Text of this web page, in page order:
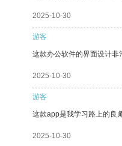
2025-10-30
游客
这款办公软件的界面设计非
2025-10-30
游客
这款app是我学习路上的良
2025-10-30